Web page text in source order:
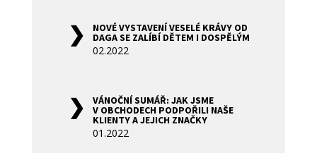
NOVÉ VYSTAVENÍ VESELÉ KRÁVY OD
DAGA SE ZALÍBÍ DĚTEM I DOSPĚLÝM
02.2022
VÁNOČNÍ SUMÁŘ: JAK JSME
V OBCHODECH PODPOŘILI NAŠE
KLIENTY A JEJICH ZNAČKY
01.2022